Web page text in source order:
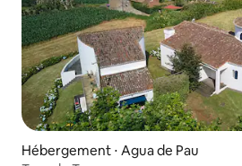
Hébergement ⋅ Agua de Pau